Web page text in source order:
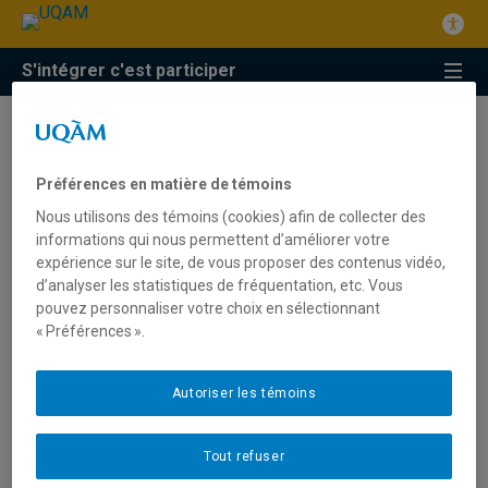
S'intégrer c'est participer
Contact us
Préférences en matière de témoins
Nous utilisons des témoins (cookies) afin de collecter des
informations qui nous permettent d’améliorer votre
expérience sur le site, de vous proposer des contenus vidéo,
d’analyser les statistiques de fréquentation, etc. Vous
pouvez personnaliser votre choix en sélectionnant
« Préférences ».
Tout refuser
Autoriser les témoins